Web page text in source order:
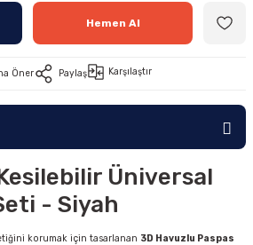
Hemen Al
Öner Paylaş Karşılaştır
Üniversal
- Siyah
korumak için tasarlanan 3D Havuzlu Paspas